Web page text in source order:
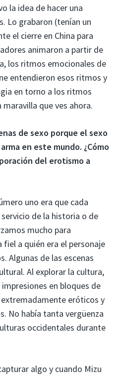
la idea de hacer una
Lo grabaron (tenían un
el cierre en China para
animaron a partir de
los ritmos emocionales de
entendieron esos ritmos y
en torno a los ritmos
que ves ahora.
de sexo porque el sexo
en este mundo. ¿Cómo
del erotismo a
uno era que cada
de la historia o de
mucho para
a quién era el personaje
Algunas de las escenas
Al explorar la cultura,
en bloques de
eróticos y
No había tanta vergüenza
occidentales durante
algo y cuando Mizu